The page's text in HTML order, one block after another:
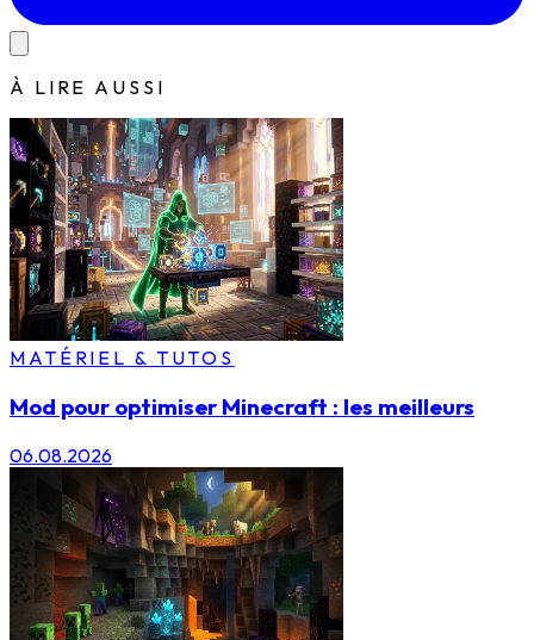
À LIRE AUSSI
MATÉRIEL & TUTOS
Mod pour optimiser Minecraft : les meilleurs
06.08.2026